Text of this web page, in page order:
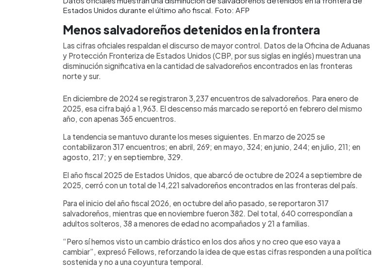
Estados Unidos durante el último año fiscal. Foto: AFP
Menos salvadoreños detenidos en la frontera
Las cifras oficiales respaldan el discurso de mayor control. Datos de la Oficina de Aduanas
y Protección Fronteriza de Estados Unidos (CBP, por sus siglas en inglés) muestran una
disminución significativa en la cantidad de salvadoreños encontrados en las fronteras
norte y sur.
En diciembre de 2024 se registraron 3,237 encuentros de salvadoreños. Para enero de
2025, esa cifra bajó a 1,963. El descenso más marcado se reportó en febrero del mismo
año, con apenas 365 encuentros.
La tendencia se mantuvo durante los meses siguientes. En marzo de 2025 se
contabilizaron 317 encuentros; en abril, 269; en mayo, 324; en junio, 244; en julio, 211; en
agosto, 217; y en septiembre, 329.
El año fiscal 2025 de Estados Unidos, que abarcó de octubre de 2024 a septiembre de
2025, cerró con un total de 14,221 salvadoreños encontrados en las fronteras del país.
Para el inicio del año fiscal 2026, en octubre del año pasado, se reportaron 317
salvadoreños, mientras que en noviembre fueron 382. Del total, 640 correspondían a
adultos solteros, 38 a menores de edad no acompañados y 21 a familias.
“Pero sí hemos visto un cambio drástico en los dos años y no creo que eso vaya a
cambiar”, expresó Fellows, reforzando la idea de que estas cifras responden a una política
sostenida y no a una coyuntura temporal.